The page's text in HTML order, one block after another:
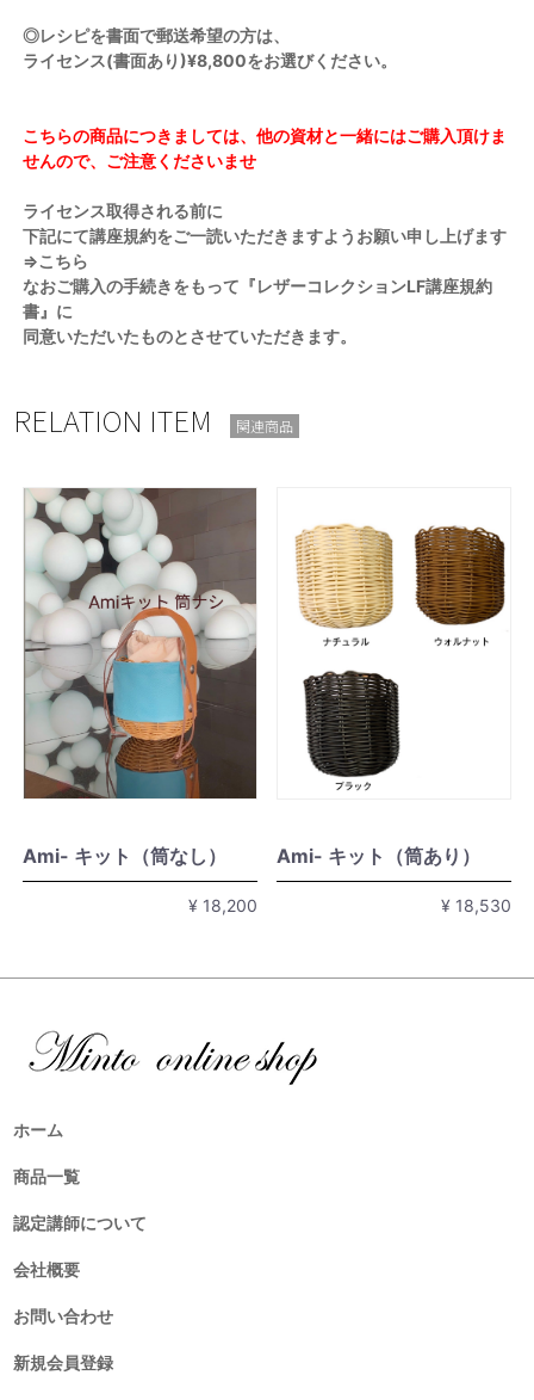
◎レシピを書面で郵送希望の方は、
ライセンス(書面あり)¥8,800をお選びください。
こちらの商品につきましては、他の資材と一緒にはご購入頂けま
せんので、ご注意くださいませ
ライセンス取得される前に
下記にて講座規約をご一読いただきますようお願い申し上げます
⇒こちら
なおご購入の手続きをもって『レザーコレクションLF講座規約
書』に
同意いただいたものとさせていただきます。
RELATION ITEM 関連商品
Ami- キット（筒なし）
¥ 18,200
Ami- キット（筒あり）
¥ 18,530
ホーム
商品一覧
認定講師について
会社概要
お問い合わせ
新規会員登録